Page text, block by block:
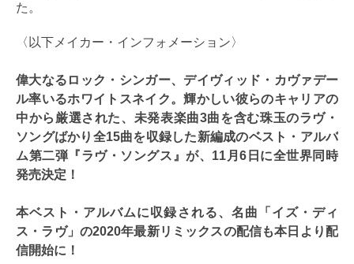
た。
〈以下メイカー・インフォメーション〉
偉大なるロック・シンガー、デイヴィッド・カヴァデー
ル率いるホワイトスネイク。輝かしい彼らのキャリアの
中から厳選された、未発表楽曲3曲を含む珠玉のラヴ・
ソングばかり全15曲を収録した新編成のベスト・アルバ
ム第二弾『ラヴ・ソングス』が、11月6日に全世界同時
発売決定！
本ベスト・アルバムに収録される、名曲「イズ・ディ
ス・ラヴ」の2020年最新リミックスの配信も本日より配
信開始に！